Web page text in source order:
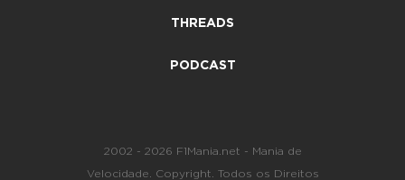
THREADS
PODCAST
2002 - 2026 F1Mania.net - Mania de
Velocidade. Copyright. Todos os Direitos